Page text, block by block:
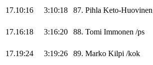
17.10:16 3:10:18 87. Pihla Keto-Huovinen
17.16:18 3:16:20 88. Tomi Immonen /ps
17.19:24 3:19:26 89. Marko Kilpi /kok